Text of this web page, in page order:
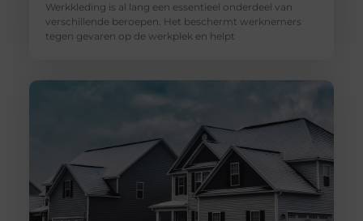
Werkkleding is al lang een essentieel onderdeel van
verschillende beroepen. Het beschermt werknemers
tegen gevaren op de werkplek en helpt